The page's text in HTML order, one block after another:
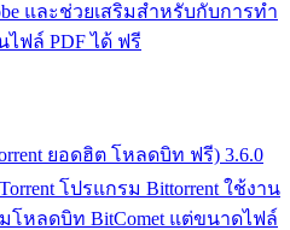
และช่วยเสริมสำหรับกับการทำ
ไฟล์ PDF ได้ ฟรี
ยอดฮิต โหลดบิท ฟรี) 3.6.0
โปรแกรม Bittorrent ใช้งาน
โหลดบิท BitComet แต่ขนาดไฟล์